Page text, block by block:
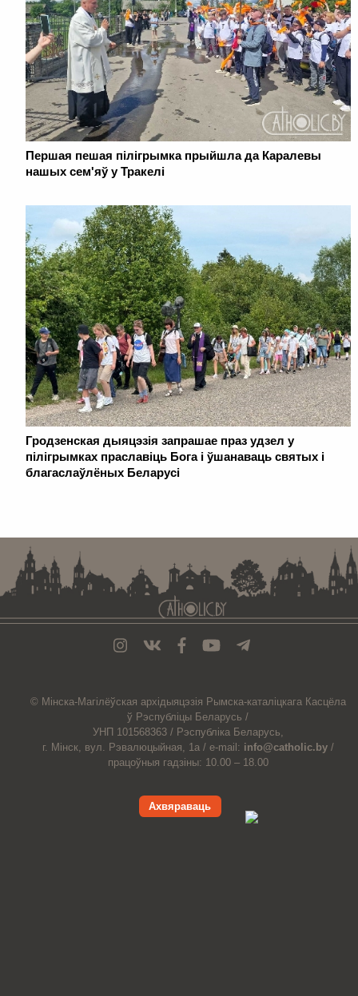
Першая пешая пілігрымка прыйшла да Каралевы
нашых сем'яў у Тракелі
Гродзенская дыяцэзія запрашае праз удзел у
пілігрымках праславіць Бога і ўшанаваць святых і
благаслаўлёных Беларусі
© Мiнска-Магiлёўская архiдыяцэзiя Рымска-каталіцкага Касцёла
ў Рэспубліцы Беларусь /
УНП 101568363 / Рэспубліка Беларусь,
г. Мінск, вул. Рэвалюцыйная, 1а / e-mail: info@catholic.by /
працоўныя гадзіны: 10.00 – 18.00
Ахвяраваць